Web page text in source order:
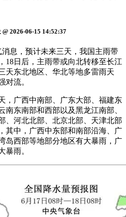
2026-06-15 14:52:37
息，预计未来三天，我国主雨带
18日后，主雨带或向北转移至长江
天东北地区、华北等地多雷雨天
对流。
，广西中南部、广东大部、福建东
南东南部和西部以及黑龙江南部、
、河北北部、北京北部、天津北部
其中，广西中东部和南部沿海、广
岛西部等地部分地区有大暴雨，广
暴雨。